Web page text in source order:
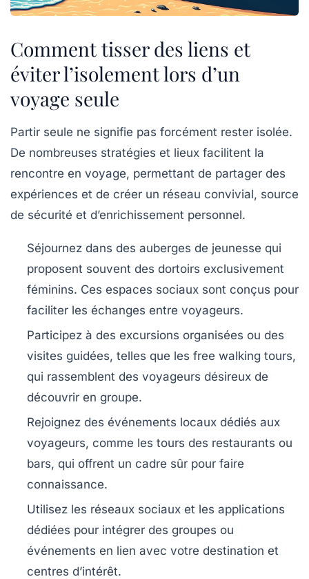
Comment tisser des liens et
éviter l’isolement lors d’un
voyage seule
Partir seule ne signifie pas forcément rester isolée.
De nombreuses stratégies et lieux facilitent la
rencontre en voyage, permettant de partager des
expériences et de créer un réseau convivial, source
de sécurité et d’enrichissement personnel.
Séjournez dans des auberges de jeunesse qui
proposent souvent des dortoirs exclusivement
féminins. Ces espaces sociaux sont conçus pour
faciliter les échanges entre voyageurs.
Participez à des excursions organisées ou des
visites guidées, telles que les free walking tours,
qui rassemblent des voyageurs désireux de
découvrir en groupe.
Rejoignez des événements locaux dédiés aux
voyageurs, comme les tours des restaurants ou
bars, qui offrent un cadre sûr pour faire
connaissance.
Utilisez les réseaux sociaux et les applications
dédiées pour intégrer des groupes ou
événements en lien avec votre destination et
centres d’intérêt.